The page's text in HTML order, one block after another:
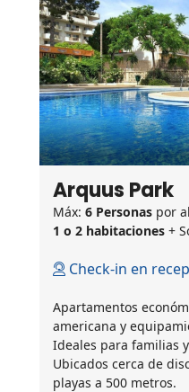
Arquus Park
Máx: 6 Personas por
1 o 2 habitaciones +
Check-in en
Apartamentos
americana y
Ideales para familias
Ubicados cerca de
playas a 500 metros.